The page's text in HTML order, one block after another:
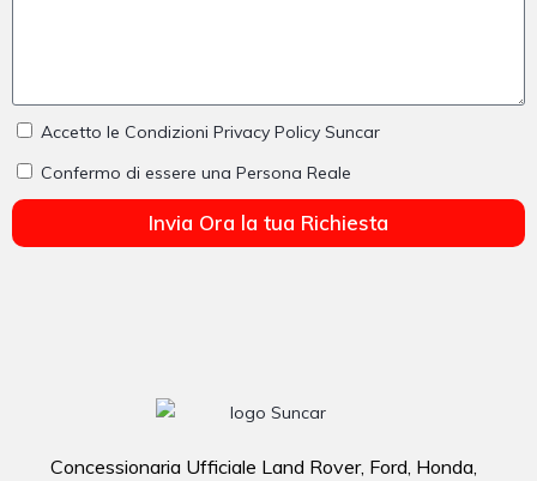
Accetto le Condizioni Privacy Policy Suncar
Confermo di essere una Persona Reale
Invia Ora la tua Richiesta
Concessionaria Ufficiale Land Rover, Ford, Honda,